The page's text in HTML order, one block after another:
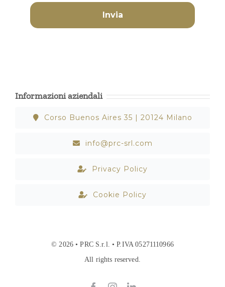
Informazioni aziendali
Corso Buenos Aires 35 | 20124 Milano
info@prc-srl.com
Privacy Policy
Cookie Policy
© 2026 • PRC S.r.l. • P.IVA 05271110966
All rights reserved.